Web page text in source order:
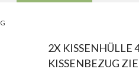
2X KISSENHÜLLE
ISSENBEZUG